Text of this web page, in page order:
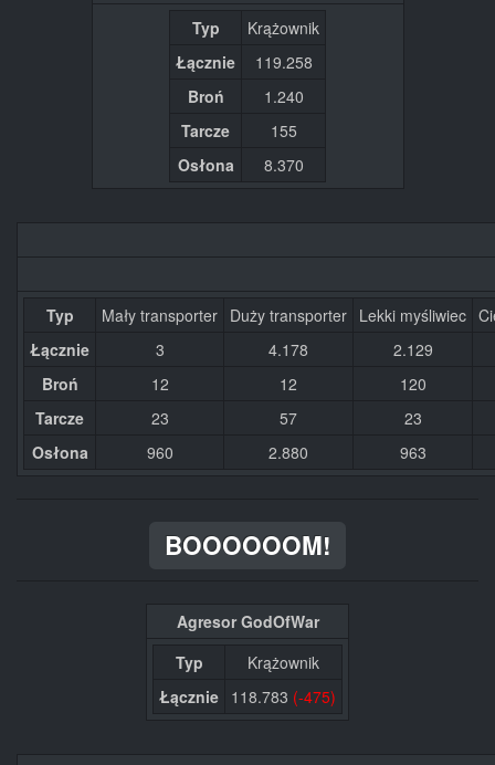
Typ
Krążownik
Łącznie
119.258
Broń
1.240
Tarcze
155
Osłona
8.370
Typ Mały transporter Duży transporter Lekki myśliwiec
Łącznie
3 4.178
2.129
Broń
12 12
120
Tarcze
23 57
23
Osłona
960 2.880 963
BOOOOOOM!
Agresor GodOfWar
Typ
Krążownik
Łącznie 118.783 (-475)